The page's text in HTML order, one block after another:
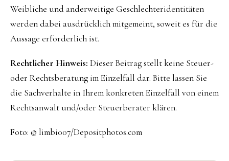
Weibliche und anderweitige Geschlechteridentitäten
werden dabei ausdrücklich mitgemeint, soweit es für die
Aussage erforderlich ist.
Rechtlicher Hinweis: Dieser Beitrag stellt keine Steuer-
oder Rechtsberatung im Einzelfall dar. Bitte lassen Sie
die Sachverhalte in Ihrem konkreten Einzelfall von einem
Rechtsanwalt und/oder Steuerberater klären.
Foto: © limbi007/Depositphotos.com